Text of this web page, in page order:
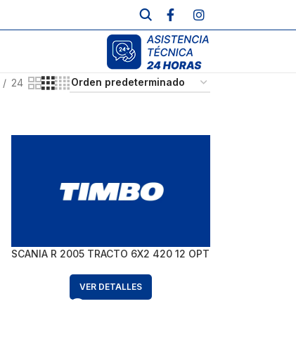
24
SCANIA R 2005 TRACTO 6X2 420 12 OPT
VER DETALLES